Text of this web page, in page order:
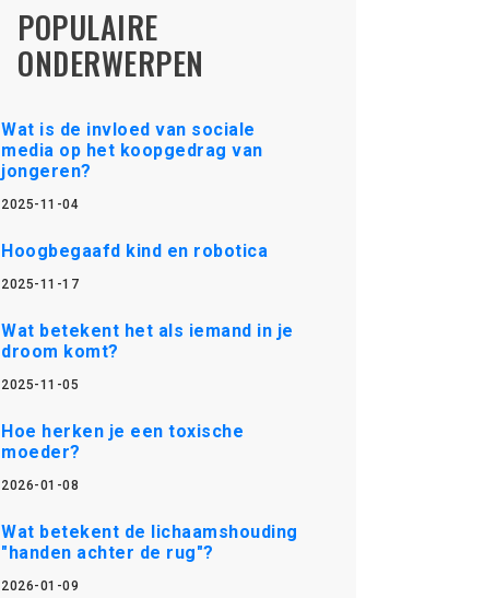
POPULAIRE
ONDERWERPEN
Wat is de invloed van sociale
media op het koopgedrag van
jongeren?
2025-11-04
Hoogbegaafd kind en robotica
2025-11-17
Wat betekent het als iemand in je
droom komt?
2025-11-05
Hoe herken je een toxische
moeder?
2026-01-08
Wat betekent de lichaamshouding
"handen achter de rug"?
2026-01-09